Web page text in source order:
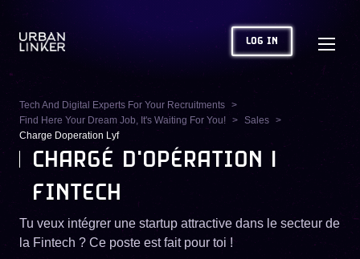
LOG IN
Tech And Digital Experts For Your Recruitments
Find Here Your Dream Job, It's Waiting For You!
Sales
Charge Doperation Lyf
CHARGÉ D'OPÉRATION |
FINTECH
Tu veux intégrer une startup attractive dans le secteur de
la Fintech ? Ce poste est fait pour toi !